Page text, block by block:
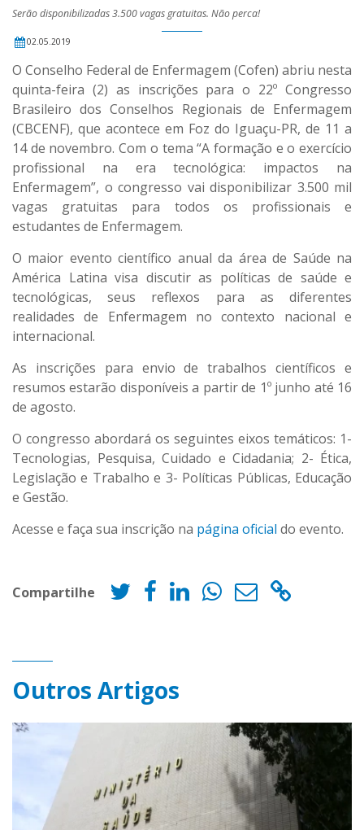
Serão disponibilizadas 3.500 vagas gratuitas. Não perca!
02.05.2019
O Conselho Federal de Enfermagem (Cofen) abriu nesta
quinta-feira (2) as inscrições para o 22º Congresso
Brasileiro dos Conselhos Regionais de Enfermagem
(CBCENF), que acontece em Foz do Iguaçu-PR, de 11 a
14 de novembro. Com o tema “A formação e o exercício
profissional na era tecnológica: impactos na
Enfermagem”, o congresso vai disponibilizar 3.500 mil
vagas gratuitas para todos os profissionais e
estudantes de Enfermagem.
O maior evento científico anual da área de Saúde na
América Latina visa discutir as políticas de saúde e
tecnológicas, seus reflexos para as diferentes
realidades de Enfermagem no contexto nacional e
internacional.
As inscrições para envio de trabalhos científicos e
resumos estarão disponíveis a partir de 1º junho até 16
de agosto.
O congresso abordará os seguintes eixos temáticos: 1-
Tecnologias, Pesquisa, Cuidado e Cidadania; 2- Ética,
Legislação e Trabalho e 3- Políticas Públicas, Educação
e Gestão.
Acesse e faça sua inscrição na página oficial do evento.
Compartilhe
Outros Artigos